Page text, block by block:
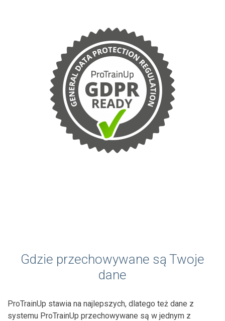
Gdzie przechowywane są Twoje
dane
ProTrainUp stawia na najlepszych, dlatego też dane z
systemu ProTrainUp przechowywane są w jednym z